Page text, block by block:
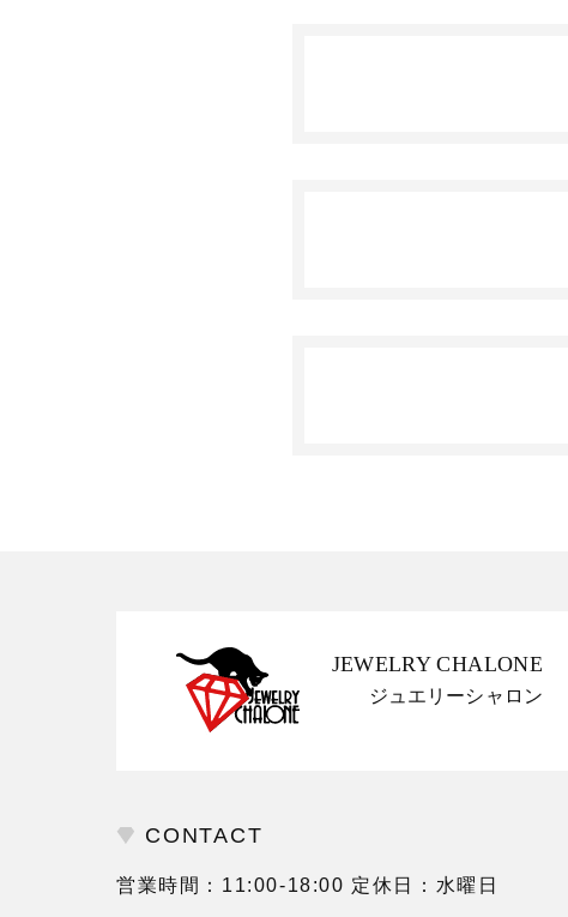
JEWELRY CHALONE
ジュエリーシャロン
CONTACT
営業時間：11:00-18:00 定休日：水曜日